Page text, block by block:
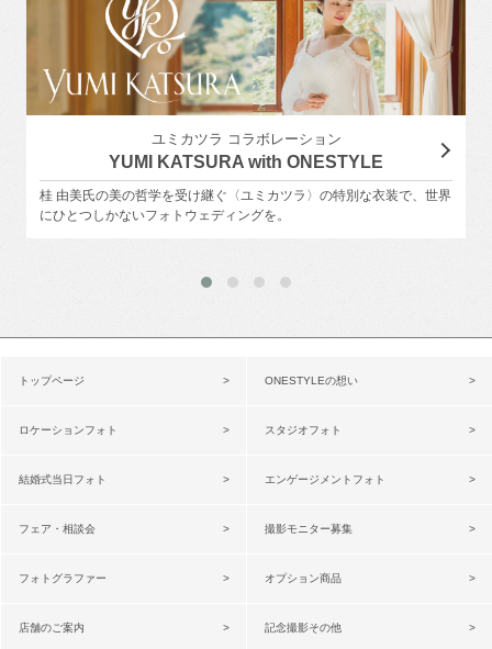
ユミカツラ コラボレーション
YUMI KATSURA with ONESTYLE
桂 由美氏の美の哲学を受け継ぐ〈ユミカツラ〉の特別な衣装で、世界
にひとつしかないフォトウェディングを。
トップページ ONESTYLEの想い
ロケーションフォト スタジオフォト
結婚式当日フォト エンゲージメントフォト
フェア・相談会 撮影モニター募集
フォトグラファー オプション商品
店舗のご案内 記念撮影その他